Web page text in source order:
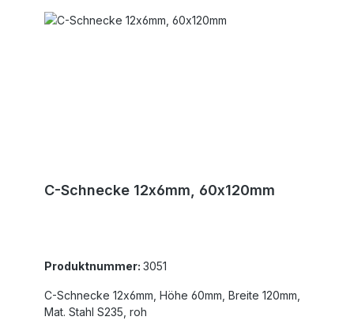
C-Schnecke 12x6mm, 60x120mm
Produktnummer: 3051
C-Schnecke 12x6mm, Höhe 60mm, Breite 120mm,
Mat. Stahl S235, roh